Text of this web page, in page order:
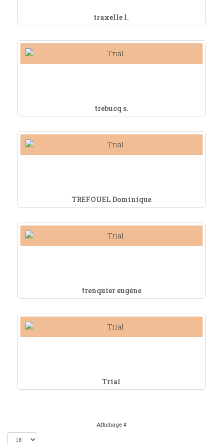
traxelle l.
trebucq s.
TREFOUEL Dominique
trenquier eugène
Trial
Affichage #